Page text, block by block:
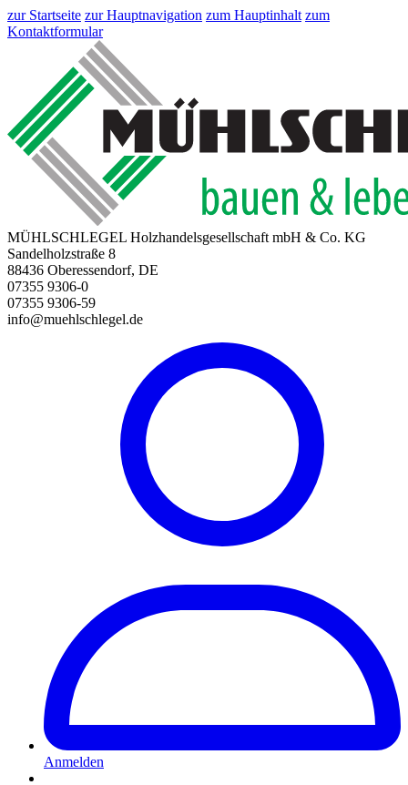
zur Startseite zur Hauptnavigation zum Hauptinhalt zum
Kontaktformular
MÜHLSCHLEGEL Holzhandelsgesellschaft mbH & Co. KG
Sandelholzstraße 8
88436 Oberessendorf, DE
07355 9306-0
07355 9306-59
info@muehlschlegel.de
Anmelden